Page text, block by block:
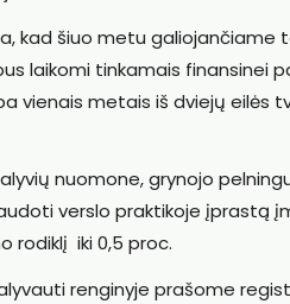
kad šiuo metu galiojančiame
laikomi tinkamais finansinei
vienais metais iš dviejų eilės
nuomone, grynojo
verslo praktikoje įprastą
rodiklį iki 0,5 proc.
renginyje prašome